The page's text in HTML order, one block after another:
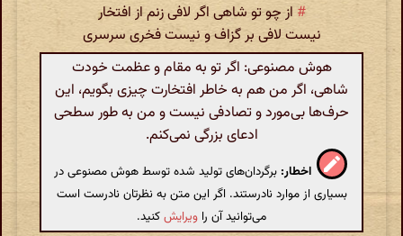
# از چو تو شاهی اگر لافی زنم از افتخار
نیست لافی بر گزاف و نیست فخری سرسری
هوش مصنوعی: اگر تو به مقام و عظمت خودت
شاهی، اگر من هم به خاطر افتخارت چیزی بگویم، این
حرف‌ها بی‌مورد و تصادفی نیست و من به طور سطحی
ادعای بزرگی نمی‌کنم.
اخطار: برگردان‌های تولید شده توسط هوش مصنوعی در
بسیاری از موارد نادرستند. اگر این متن به نظرتان نادرست است
می‌توانید آن را ویرایشکنید.